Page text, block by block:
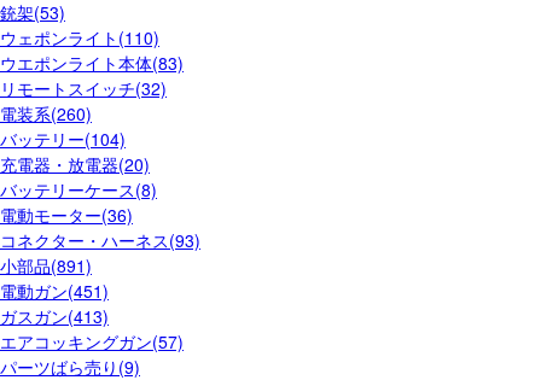
銃架(53)
ウェポンライト(110)
ウエポンライト本体(83)
リモートスイッチ(32)
電装系(260)
バッテリー(104)
充電器・放電器(20)
バッテリーケース(8)
電動モーター(36)
コネクター・ハーネス(93)
小部品(891)
電動ガン(451)
ガスガン(413)
エアコッキングガン(57)
パーツばら売り(9)